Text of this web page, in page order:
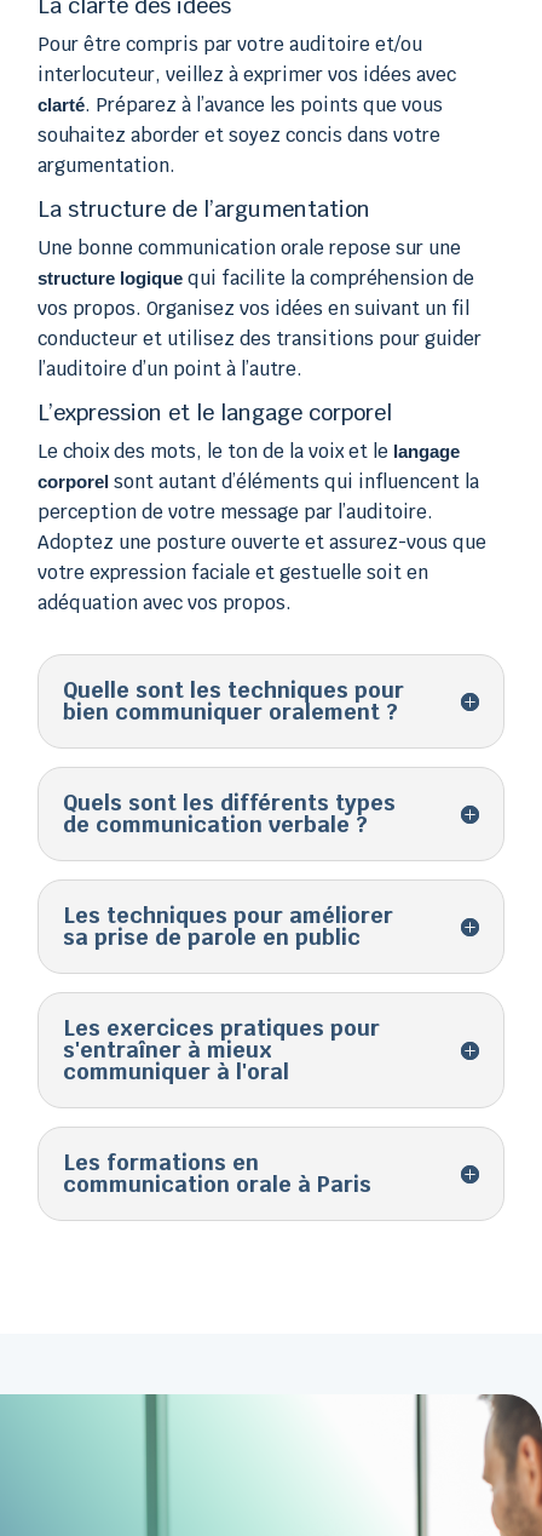
Pour être compris par votre auditoire et/ou
interlocuteur, veillez à exprimer vos idées avec
clarté. Préparez à l’avance les points que vous
souhaitez aborder et soyez concis dans votre
argumentation.
La structure de l’argumentation
Une bonne communication orale repose sur une
structure logique qui facilite la compréhension de
vos propos. Organisez vos idées en suivant un fil
conducteur et utilisez des transitions pour guider
l’auditoire d’un point à l’autre.
L’expression et le langage corporel
Le choix des mots, le ton de la voix et le langage
corporel sont autant d’éléments qui influencent la
perception de votre message par l’auditoire.
Adoptez une posture ouverte et assurez-vous que
votre expression faciale et gestuelle soit en
adéquation avec vos propos.
Quelle sont les techniques pour
bien communiquer oralement ?
Quels sont les différents types
de communication verbale ?
Les techniques pour améliorer
sa prise de parole en public
Les exercices pratiques pour
s'entraîner à mieux
communiquer à l'oral
Les formations en
communication orale à Paris